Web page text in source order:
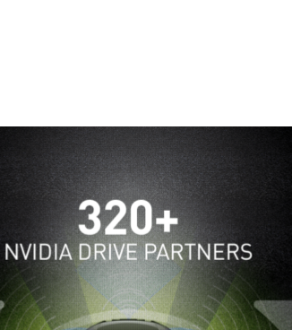
新車用技術並未缺席，也沒有少了帶著相機、
，為今年的 CES 展揭開序幕。Uber、
NVIDIA 拓展新的計畫，使得運用 NVIDIA